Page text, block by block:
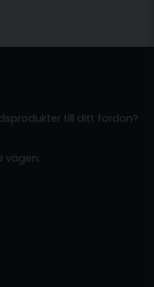
till ditt fordon?
vägen.